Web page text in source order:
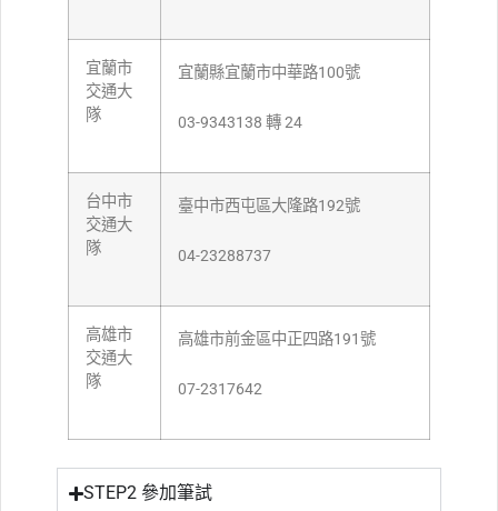
宜蘭市
交通大
隊
宜蘭縣宜蘭市中華路100號
03-9343138 轉 24
台中市
交通大
隊
臺中市西屯區大隆路192號
04-23288737
高雄市
交通大
隊
高雄市前金區中正四路191號
07-2317642
STEP2 參加筆試